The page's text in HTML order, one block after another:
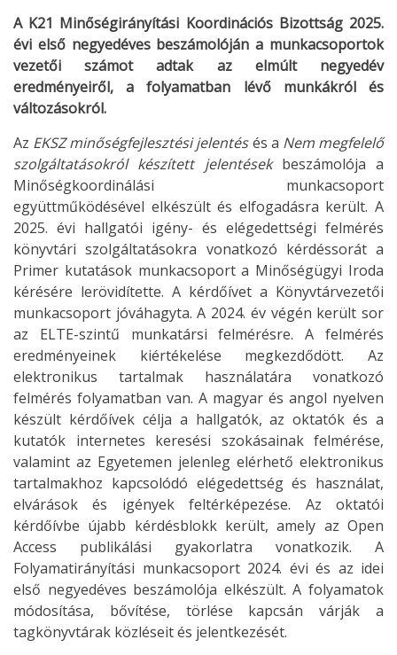
A K21 Minőségirányítási Koordinációs Bizottság 2025.
évi első negyedéves beszámolóján a munkacsoportok
vezetői számot adtak az elmúlt negyedév
eredményeiről, a folyamatban lévő munkákról és
változásokról.
Az EKSZ minőségfejlesztési jelentésés a Nem megfelelő
szolgáltatásokról készített jelentésekbeszámolója a
Minőségkoordinálási munkacsoport
együttműködésével elkészült és elfogadásra került. A
2025. évi hallgatói igény- és elégedettségi felmérés
könyvtári szolgáltatásokra vonatkozó kérdéssorát a
Primer kutatások munkacsoport a Minőségügyi Iroda
kérésére lerövidítette. A kérdőívet a Könyvtárvezetői
munkacsoport jóváhagyta. A 2024. év végén került sor
az ELTE-szintű munkatársi felmérésre. A felmérés
eredményeinek kiértékelése megkezdődött. Az
elektronikus tartalmak használatára vonatkozó
felmérés folyamatban van. A magyar és angol nyelven
készült kérdőívek célja a hallgatók, az oktatók és a
kutatók internetes keresési szokásainak felmérése,
valamint az Egyetemen jelenleg elérhető elektronikus
tartalmakhoz kapcsolódó elégedettség és használat,
elvárások és igények feltérképezése. Az oktatói
kérdőívbe újabb kérdésblokk került, amely az Open
Access publikálási gyakorlatra vonatkozik. A
Folyamatirányítási munkacsoport 2024. évi és az idei
első negyedéves beszámolója elkészült. A folyamatok
módosítása, bővítése, törlése kapcsán várják a
tagkönyvtárak közléseit és jelentkezését.